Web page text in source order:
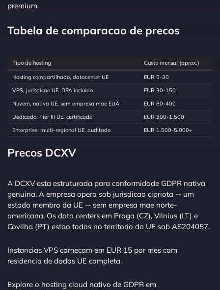
premium.
Tabela de comparacao de precos
Tipo de hosting Custo mensal (aprox.)
Hosting compartilhado, datacenter UE
EUR 5-30
VPS, jurisdicao UE, DPA incluido
EUR 30-150
Nuvem, nativa UE, sem empresa mae EUA
EUR 80-400
Dedicado, Tier III UE, certificado
EUR 300-1.500
Enterprise, multi-regional UE, auditado
EUR 1.500-5.000+
Precos DCXV
A DCXV esta estruturada para conformidade GDPR nativa
genuina. A empresa opera sob jurisdicao cipriota -- um
estado membro da UE -- sem empresa mae norte-
americana. Os data centers em Praga (CZ), Vilnius (LT) e
Covilha (PT) estao todos no territorio da UE sob AS204057.
Instancias VPS comecam em EUR 15 por mes com
residencia de dados UE completa.
Explore o hosting cloud nativo de GDPR em